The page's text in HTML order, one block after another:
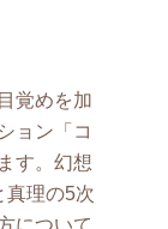
覚めを加
ョン「コ
す。幻想
真理の5次
について